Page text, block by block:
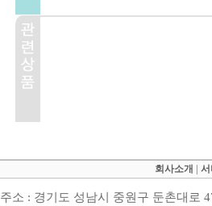
회사소개
주소 : 경기도 성남시 중원구 둔촌대로